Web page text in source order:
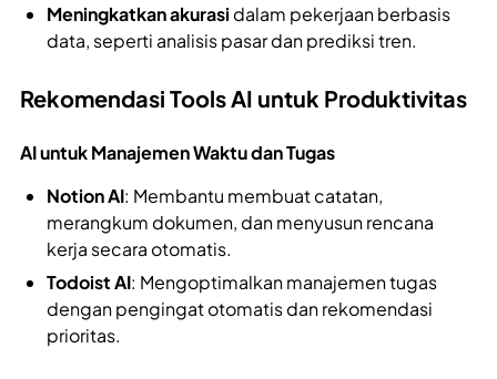
Meningkatkan akurasi dalam pekerjaan berbasis
data, seperti analisis pasar dan prediksi tren.
Rekomendasi Tools AI untuk Produktivitas
AI untuk Manajemen Waktu dan Tugas
Notion AI: Membantu membuat catatan,
merangkum dokumen, dan menyusun rencana
kerja secara otomatis.
Todoist AI: Mengoptimalkan manajemen tugas
dengan pengingat otomatis dan rekomendasi
prioritas.